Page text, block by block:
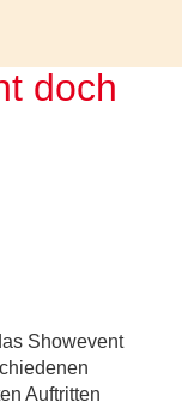
doch
Showevent
Auftritten